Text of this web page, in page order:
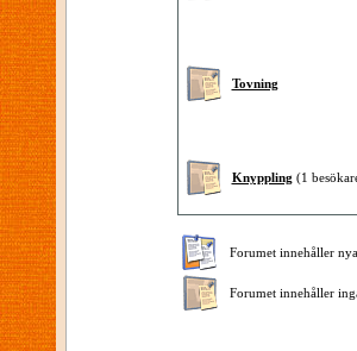
Tovning
Knyppling (1
Forumet innehåller
Forumet innehåller